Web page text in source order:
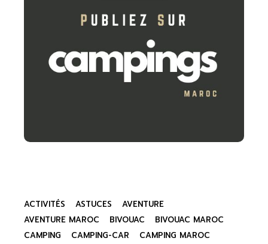
ACTIVITÉS ASTUCES
AVENTURE
AVENTURE MAROC
BIVOUAC
BIVOUAC MAROC
CAMPING
CAMPING-CAR
CAMPING MAROC